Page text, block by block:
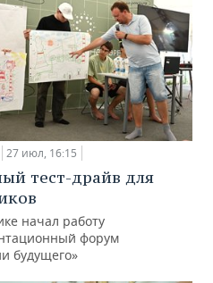
27 июл, 16:15
тест-драйв для
начал работу
форум
будущего»